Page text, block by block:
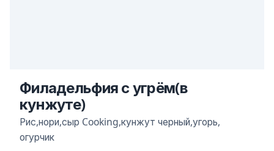
Филадельфия с угрём(в
кунжуте)
Рис,нори,сыр Cooking,кунжут черный,угорь,
огурчик